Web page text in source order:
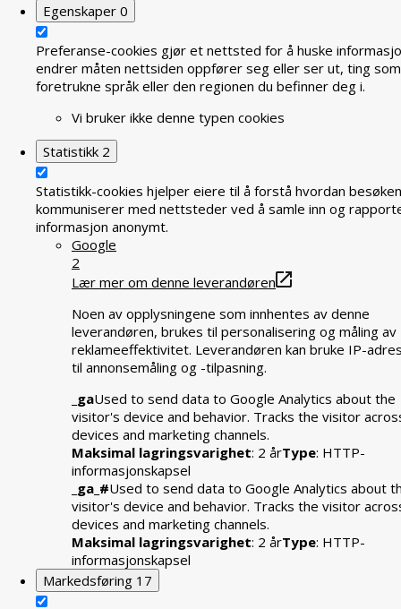
Egenskaper 0
Preferanse-cookies gjør et nettsted for å huske
endrer måten nettsiden oppfører seg eller ser ut, ting
foretrukne språk eller den regionen du befinner deg i.
Vi bruker ikke denne typen cookies
Statistikk 2
Statistikk-cookies hjelper eiere til å forstå hvordan
kommuniserer med nettsteder ved å samle inn og
informasjon anonymt.
Google
2
Lær mer om denne leverandøren
Noen av opplysningene som innhentes av denne
leverandøren, brukes til personalisering og måling av
reklameeffektivitet. Leverandøren kan bruke IP-
til annonsemåling og -tilpasning.
_gaUsed to send data to Google Analytics about the
visitor's device and behavior. Tracks the visitor
devices and marketing channels.
Maksimal lagringsvarighet: 2 årType: HTTP-
informasjonskapsel
_ga_#Used to send data to Google Analytics about
visitor's device and behavior. Tracks the visitor
devices and marketing channels.
Maksimal lagringsvarighet: 2 årType: HTTP-
informasjonskapsel
Markedsføring 17